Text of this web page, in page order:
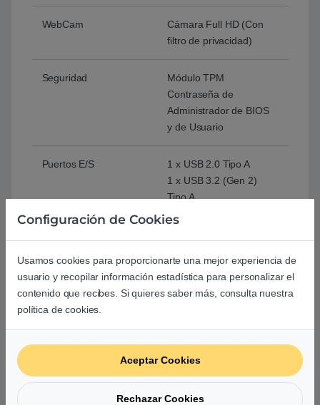
WebCam
Cámara Full HD (Con
filtro de privacidad)
Seguridad
Módulo TPM
Contraseña de
Administrador de BIOS
y de Usuario
Puertos E/S
1 x USB 2.0 Tipo A
1 x USB 3.2 (Gen 2)
Tipo A
1 x HDMI 2.1 TMDS
1 x Jack 3,5mm
1 x DC-in
Teclado y TouchPad
Teclado tipo Chicle
Teclado QWERTY,
incluye la letra ñ
TouchPad con panel
Configuración de Cookies
Usamos cookies para proporcionarte una mejor experiencia de
usuario y recopilar información estadística para personalizar el
contenido que recibes. Si quieres saber más, consulta nuestra
política de cookies.
Aceptar Cookies
Rechazar Cookies